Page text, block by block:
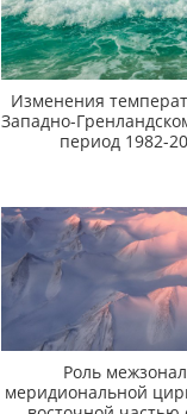
Изменения
Западно-
период 1982-
Роль
меридиональной